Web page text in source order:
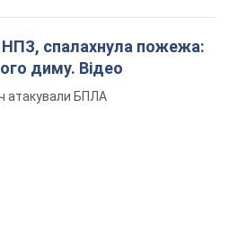
НПЗ, спалахнула пожежа:
диму. Відео
атакували БПЛА